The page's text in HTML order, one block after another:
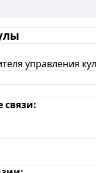
управления
связи: